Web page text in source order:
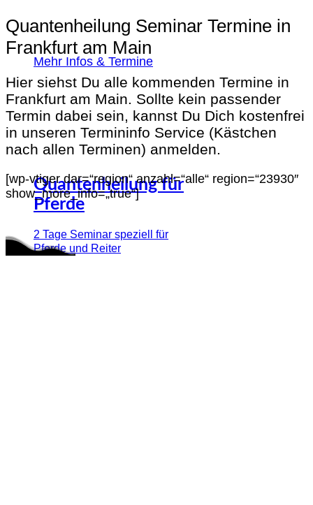
Mehr Infos & Termine
Quantenheilung für
Pferde
2 Tage Seminar speziell für
Pferde und Reiter
Quantenheilung Seminar Termine in
Frankfurt am Main
Hier siehst Du alle kommenden Termine in
Frankfurt am Main. Sollte kein passender
Termin dabei sein, kannst Du Dich kostenfrei
in unseren Termininfo Service (Kästchen
nach allen Terminen) anmelden.
[wp-vtiger dar=“region“ anzahl=“alle“ region=“23930″
show_more_info=„true“]